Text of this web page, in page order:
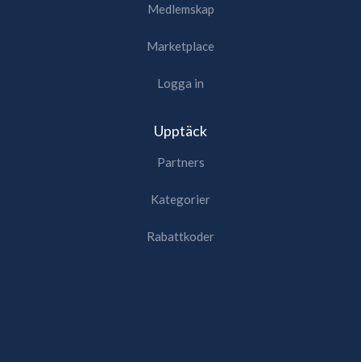
Medlemskap
Marketplace
Logga in
Upptäck
Partners
Kategorier
Rabattkoder